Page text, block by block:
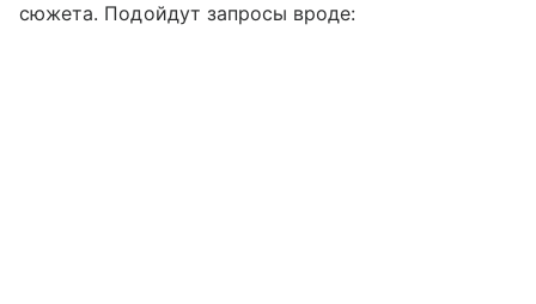
сюжета. Подойдут запросы вроде: